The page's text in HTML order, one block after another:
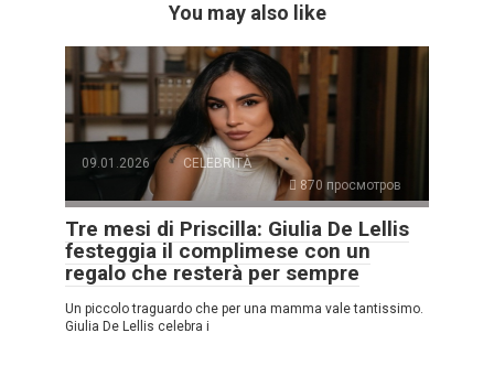
You may also like
09.01.2026
CELEBRITÀ
870 просмотров
Tre mesi di Priscilla: Giulia De Lellis
festeggia il complimese con un
regalo che resterà per sempre
Un piccolo traguardo che per una mamma vale tantissimo.
Giulia De Lellis celebra i